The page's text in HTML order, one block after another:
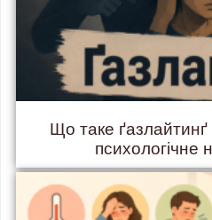
Що таке ґазлайтинґ
психологічне